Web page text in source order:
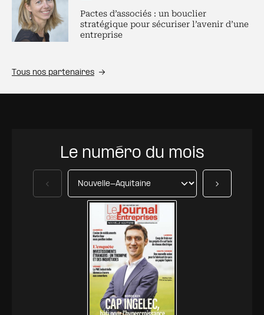
Pactes d’associés : un bouclier
stratégique pour sécuriser l’avenir d’une
entreprise
Tous nos partenaires
Le numéro du mois
Précédent Suivant